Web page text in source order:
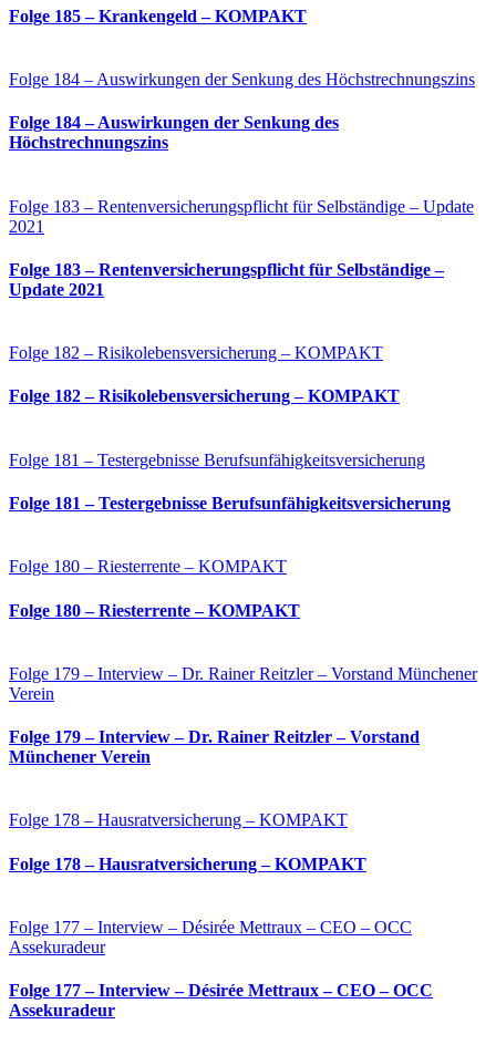
Folge 185 – Krankengeld – KOMPAKT
Folge 184 – Auswirkungen der Senkung des Höchstrechnungszins
Folge 184 – Auswirkungen der Senkung des
Höchstrechnungszins
Folge 183 – Rentenversicherungspflicht für Selbständige – Update
2021
Folge 183 – Rentenversicherungspflicht für Selbständige –
Update 2021
Folge 182 – Risikolebensversicherung – KOMPAKT
Folge 182 – Risikolebensversicherung – KOMPAKT
Folge 181 – Testergebnisse Berufsunfähigkeitsversicherung
Folge 181 – Testergebnisse Berufsunfähigkeitsversicherung
Folge 180 – Riesterrente – KOMPAKT
Folge 180 – Riesterrente – KOMPAKT
Folge 179 – Interview – Dr. Rainer Reitzler – Vorstand Münchener
Verein
Folge 179 – Interview – Dr. Rainer Reitzler – Vorstand
Münchener Verein
Folge 178 – Hausratversicherung – KOMPAKT
Folge 178 – Hausratversicherung – KOMPAKT
Folge 177 – Interview – Désirée Mettraux – CEO – OCC
Assekuradeur
Folge 177 – Interview – Désirée Mettraux – CEO – OCC
Assekuradeur